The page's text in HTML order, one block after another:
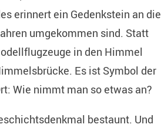
erinnert ein Gedenkstein an die
umgekommen sind. Statt
in den Himmel
Es ist Symbol der
Wie nimmt man so etwas an?
bestaunt. Und